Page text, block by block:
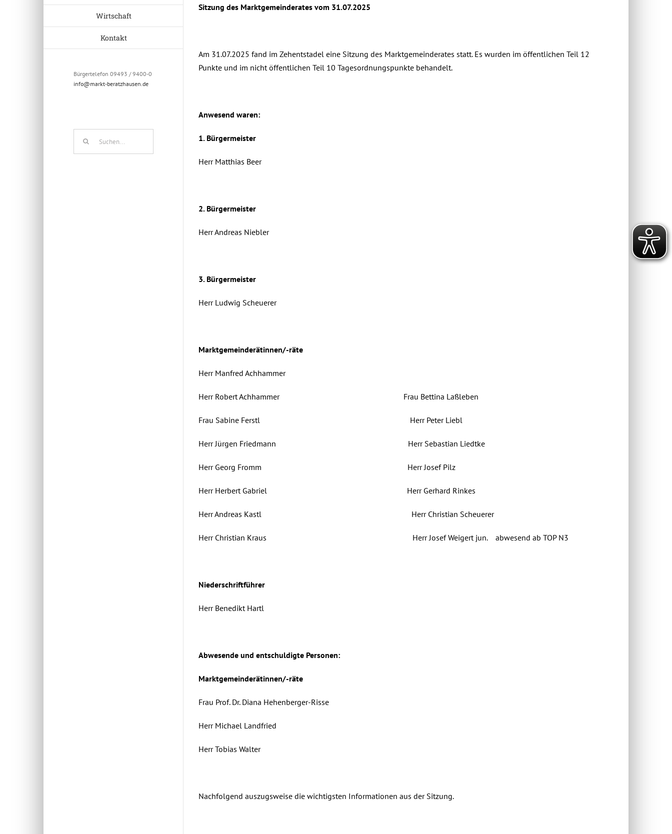
Wirtschaft
Kontakt
Bürgertelefon 09493 / 9400-0
info@markt-beratzhausen.de
Sitzung des Marktgemeinderates vom 31.07.2025
Am 31.07.2025 fand im Zehentstadel eine Sitzung des Marktgemeinderates statt. Es wurden im öffentlichen Teil 12
Punkte und im nicht öffentlichen Teil 10 Tagesordnungspunkte behandelt.
Anwesend waren:
1. Bürgermeister
Herr Matthias Beer
2. Bürgermeister
Herr Andreas Niebler
3. Bürgermeister
Herr Ludwig Scheuerer
Marktgemeinderätinnen/-räte
Herr Manfred Achhammer
Herr Robert Achhammer Frau Bettina Laßleben
Frau Sabine Ferstl Herr Peter Liebl
Herr Jürgen Friedmann Herr Sebastian Liedtke
Herr Georg Fromm Herr Josef Pilz
Herr Herbert Gabriel Herr Gerhard Rinkes
Herr Andreas Kastl Herr Christian Scheuerer
Herr Christian Kraus Herr Josef Weigert jun. abwesend ab TOP N3
Niederschriftführer
Herr Benedikt Hartl
Abwesende und entschuldigte Personen:
Marktgemeinderätinnen/-räte
Frau Prof. Dr. Diana Hehenberger-Risse
Herr Michael Landfried
Herr Tobias Walter
Nachfolgend auszugsweise die wichtigsten Informationen aus der Sitzung.